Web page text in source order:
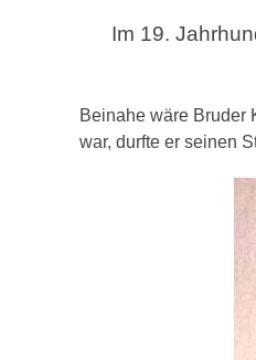
Im 19.
Beinahe wäre Bruder
war, durfte er seinen